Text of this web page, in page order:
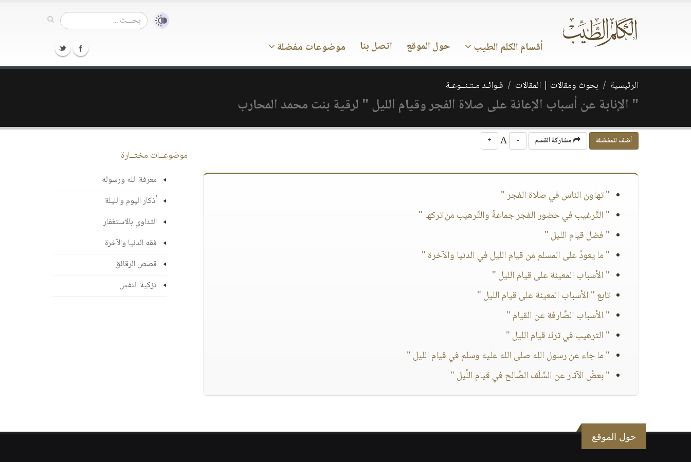
أقسام الكلم الطيب حول الموقع اتصل بنا موضوعات مفضلة
الرئيسية بحوث ومقالات | المقالات فـوائـد مـتـنــوعـة
" الإنابة عن أسباب الإعانة على صلاة الفجر وقيام الليل " لرقية بنت محمد المحارب
أضف للمفضلة مشاركة القسم -
+
" تهاون الناس في صلاة الفجر "
" التَّرغيب في حضور الفجر جماعةً والتَّرهيب من تركها "
" فضل قيام الليل "
" ما يعودُ على المسلم من قيام الليل في الدنيا والآخرة "
" الأسباب المعينة على قيام الليل "
تابع " الأسباب المعينة على قيام الليل "
" الأسباب الصَّارفة عن القيام "
" الترهيب في ترك قيام الليل "
" ما جاء عن رسول الله صلى الله عليه وسلم في قيام الليل "
" بعضُ الآثار عن السَّلَف الصَّالح في قيام اللَّيل "
موضوعــات مختــارة
معرفة الله ورسوله
أذكار اليوم والليلة
التداوي بالاستغفار
فقه الدنيا والآخرة
قصص الرقائق
تزكية النفس
حول الموقع